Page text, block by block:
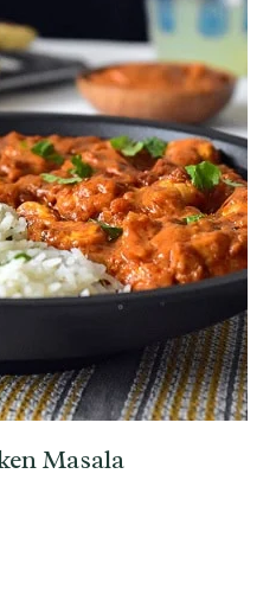
Masala